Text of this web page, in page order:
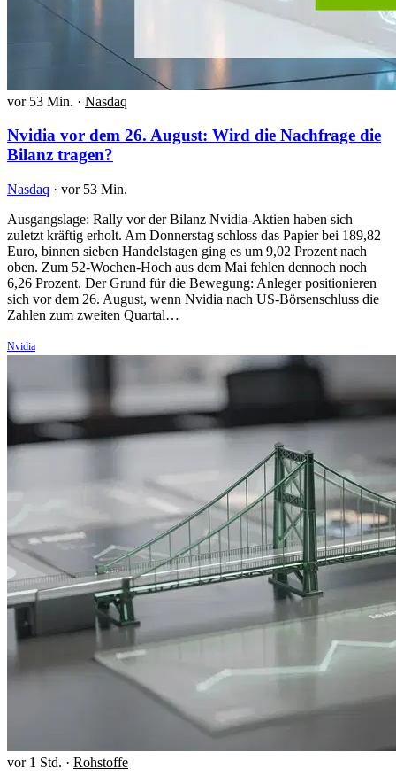
vor 53 Min. · Nasdaq
Nvidia vor dem 26. August: Wird die Nachfrage die
Bilanz tragen?
Nasdaq · vor 53 Min.
Ausgangslage: Rally vor der Bilanz Nvidia-Aktien haben sich
zuletzt kräftig erholt. Am Donnerstag schloss das Papier bei 189,82
Euro, binnen sieben Handelstagen ging es um 9,02 Prozent nach
oben. Zum 52-Wochen-Hoch aus dem Mai fehlen dennoch noch
6,26 Prozent. Der Grund für die Bewegung: Anleger positionieren
sich vor dem 26. August, wenn Nvidia nach US-Börsenschluss die
Zahlen zum zweiten Quartal…
Nvidia
vor 1 Std. · Rohstoffe